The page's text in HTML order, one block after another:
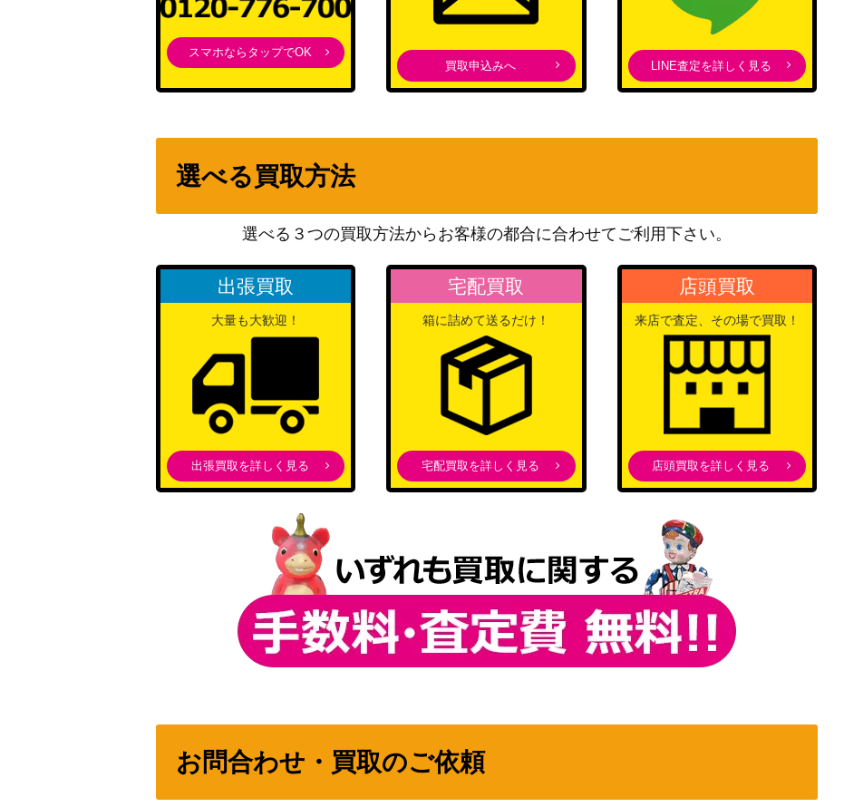
凪めく日々のおとぎ話 久川 凪【IMC/W115-004SP】
（アイドルマスター シンデ
Twinkle!）
ブシロード
BLOOM）
夏の思い出 梨璃&夢結(ALL/S76-035SEC)
ブシロード
柔らかな微笑み 風野灯織(ISC/S81-085SSP)
ブシロード
（アイドルマスター シャイ
13,000
戦う覚悟 凛(FS/S77-042SP)
“ふたつの顔を持つアクトレス”芹菜【AGS/W108-071SP】
ブシロード
（アリス・ギア・アイギ
ス）
2,000
聖槍の担い手 獅子王(FGO/S87-001SP)
（劇場版 Fate/Grand Order
-神聖円卓領域キャメロッ
ト-）
STARRYにかける思い 伊地知虹夏（BTR/W107-004SSP）
ブシロード
（ぼっち・ざ・ろっく！）
ブシロード
未来へ一緒に 常闇トワ(HOL/W91-043SSP)
スマホならタップでOK
買取申込みへ LINE査定を詳しく見る
選べる買取方法
選べる３つの買取方法からお客様の都合に合わせてご利用下さい。
出張買取
大量も大歓迎！
出張買取を詳しく見る
宅配買取
箱に詰めて送るだけ！
宅配買取を詳しく見る
店頭買取
来店で査定、その場で買取！
店頭買取を詳しく見る
お問合わせ・買取のご依頼